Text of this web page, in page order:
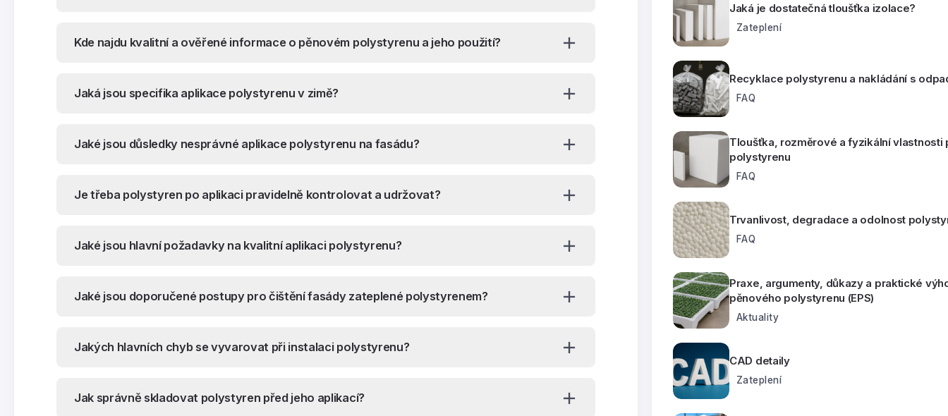
Kde najdu kvalitní a ověřené informace o pěnovém polystyrenu a jeho použití?
Jaká jsou specifika aplikace polystyrenu v zimě?
Jaké jsou důsledky nesprávné aplikace polystyrenu na fasádu?
Je třeba polystyren po aplikaci pravidelně kontrolovat a udržovat?
Jaké jsou hlavní požadavky na kvalitní aplikaci polystyrenu?
Jaké jsou doporučené postupy pro čištění fasády zateplené polystyrenem?
Jakých hlavních chyb se vyvarovat při instalaci polystyrenu?
Jak správně skladovat polystyren před jeho aplikací?
Jaká je dostatečná tloušťka izolace?
Zateplení
Recyklace polystyrenu a nakládání s
FAQ
Tloušťka, rozměrové a fyzikální vlastnosti
polystyrenu
FAQ
Trvanlivost, degradace a odolnost
FAQ
Praxe, argumenty, důkazy a praktické
pěnového polystyrenu (EPS)
Aktuality
CAD detaily
Zateplení